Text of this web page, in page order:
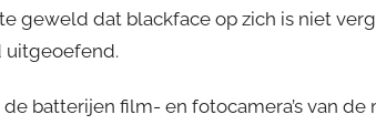
geweld dat blackface op zich is niet
uitgeoefend.
batterijen film- en fotocamera’s van de